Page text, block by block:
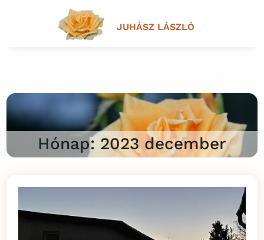
JUHÁSZ LÁSZLÓ
Hónap: 2023 december